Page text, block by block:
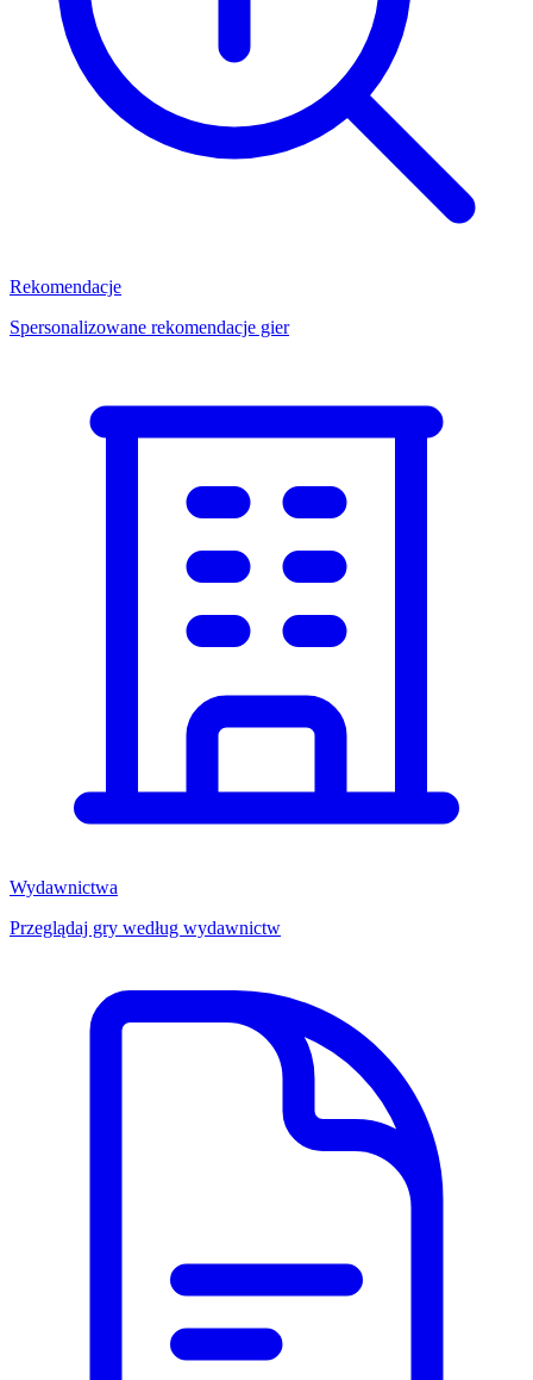
Rekomendacje
Spersonalizowane rekomendacje gier
Wydawnictwa
Przeglądaj gry według wydawnictw